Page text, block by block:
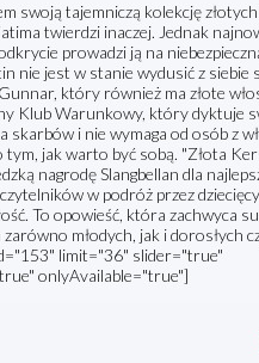
swoją tajemniczą kolekcję złotych
twierdzi inaczej. Jednak
prowadzi ją na
nie jest w stanie wydusić z siebie
który również ma złote
Klub Warunkowy, który dyktuje
skarbów i nie wymaga od osób z
tym, jak warto być sobą. "Złota
nagrodę Slangbellan dla
w podróż przez
To opowieść, która zachwyca
młodych, jak i dorosłych
limit="36" slider="true"
onlyAvailable="true"]